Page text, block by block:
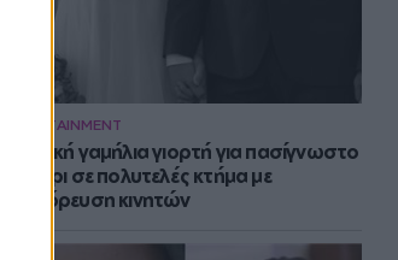
ENTERTAINMENT
Μυστική γαμήλια γιορτή για πασίγνωστο
ζευγάρι σε πολυτελές κτήμα με
απαγόρευση κινητών